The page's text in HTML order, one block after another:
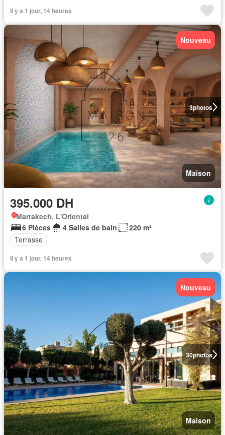
Il y a 1 jour, 14 heures
3photos
Nouveau
Maison
395.000 DH
Marrakech, L'Oriental
6 Pièces
4 Salles de bain
220 m²
Terrasse
Il y a 1 jour, 14 heures
30photos
Nouveau
Maison